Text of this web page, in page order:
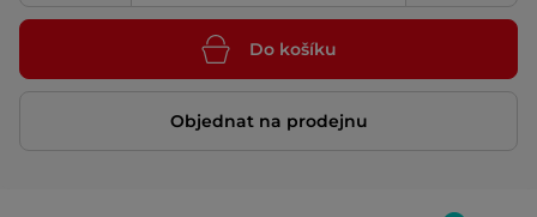
Do košíku
Objednat na prodejnu